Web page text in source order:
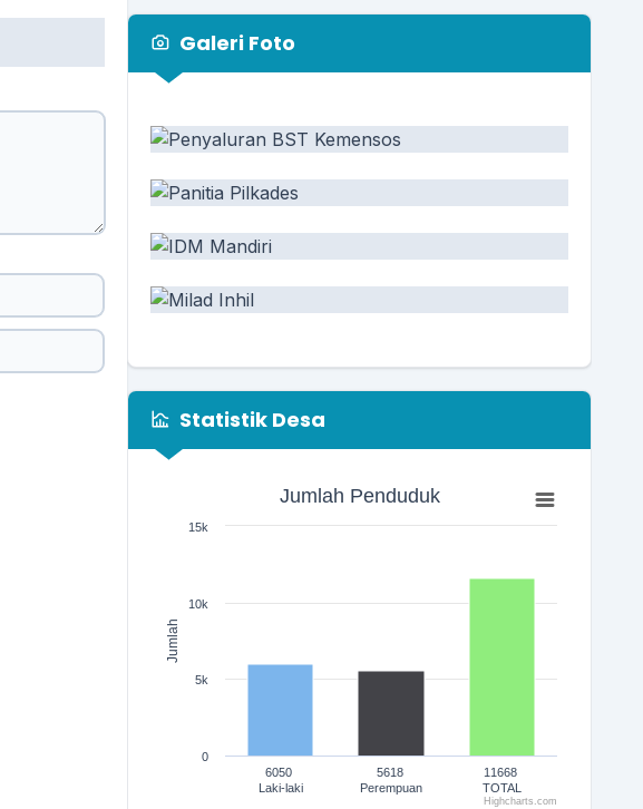
Galeri Foto
Statistik Desa
Jumlah Penduduk
Jumlah
Jumlah Penduduk
6050
Laki-laki
5618
Perempuan
11668
TOTAL
0
5k
10k
15k
Highcharts.com
10 Agustus 2024 07:25:15